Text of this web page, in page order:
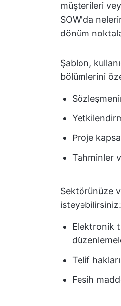
müşterileri
SOW'da
dönüm
Şablon,
bölümlerini
Proje
Tahminler
Sektörünüze
isteyebilirsiniz:
Elektronik
Telif
Fesih